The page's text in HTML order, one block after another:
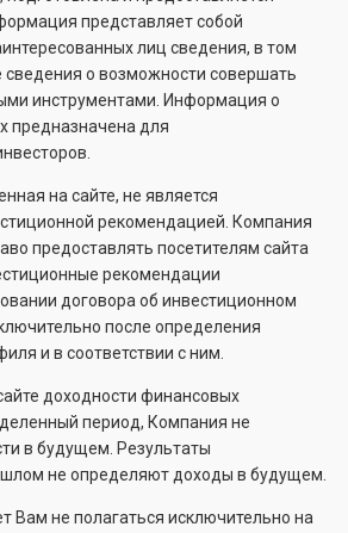
представляет собой
лиц сведения, в том
о возможности совершать
инструментами. Информация о
предназначена для
на сайте, не является
рекомендацией. Компания
предоставлять посетителям сайта
рекомендации
договора об инвестиционном
после определения
и в соответствии с ним.
доходности финансовых
период, Компания не
в будущем. Результаты
не определяют доходы в будущем.
Вам не полагаться исключительно на